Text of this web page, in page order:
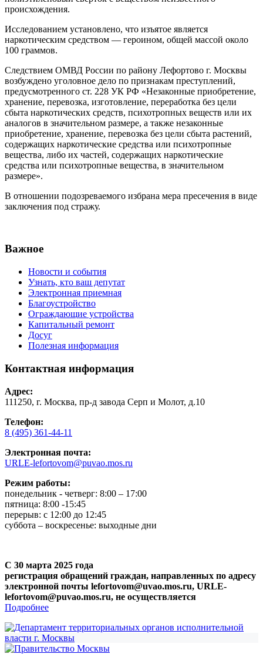
происхождения.
Исследованием установлено, что изъятое является
наркотическим средством — героином, общей массой около
100 граммов.
Следствием ОМВД России по району Лефортово г. Москвы
возбуждено уголовное дело по признакам преступлений,
предусмотренного ст. 228 УК РФ «Незаконные приобретение,
хранение, перевозка, изготовление, переработка без цели
сбыта наркотических средств, психотропных веществ или их
аналогов в значительном размере, а также незаконные
приобретение, хранение, перевозка без цели сбыта растений,
содержащих наркотические средства или психотропные
вещества, либо их частей, содержащих наркотические
средства или психотропные вещества, в значительном
размере».
В отношении подозреваемого избрана мера пресечения в виде
заключения под стражу.
Важное
Новости и события
Узнать, кто ваш депутат
Электронная приемная
Благоустройство
Ограждающие устройства
Капитальный ремонт
Досуг
Полезная информация
Контактная информация
Адрес:
111250, г. Москва, пр-д завода Серп и Молот, д.10
Телефон:
8 (495) 361-44-11
Электронная почта:
URLE-lefortovom@puvao.mos.ru
Режим работы:
понедельник - четверг: 8:00 – 17:00
пятница: 8:00 -15:45
перерыв: с 12:00 до 12:45
суббота – воскресенье: выходные дни
С 30 марта 2025 года
регистрация обращений граждан, направленных по адресу
электронной почты lefortovom@uvao.mos.ru, URLE-
lefortovom@puvao.mos.ru, не осуществляется
Подробнее